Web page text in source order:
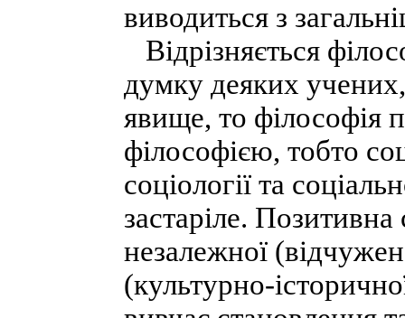
виводиться з
Відрізняється
думку деяких
явище, то філософія
філософією, тобто
соціології та
застаріле. Позитивна
незалежної
(культурно-